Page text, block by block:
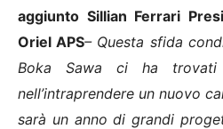
aggiunto Sillian Ferrari
Oriel APS– Questa sfida
Boka Sawa ci ha trovati
nell’intraprendere un nuovo
sarà un anno di grandi